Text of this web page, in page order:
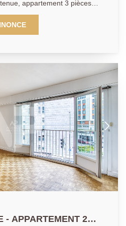
appartement 3 pièces
de vie avec cuisine ouverte,
salle de bains, un bureau
et rangements. Une cave
- APPARTEMENT 2